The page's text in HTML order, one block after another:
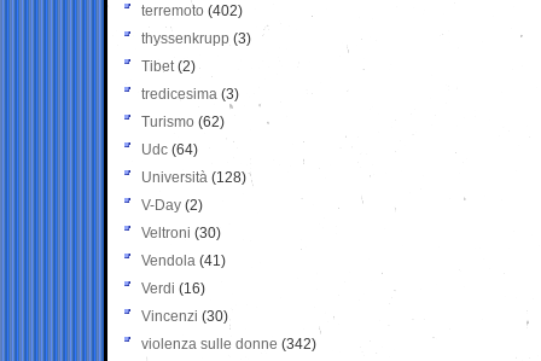
terremoto (402)
thyssenkrupp (3)
Tibet(2)
tredicesima (3)
Turismo (62)
Udc (64)
Università (128)
V-Day (2)
Veltroni (30)
Vendola (41)
Verdi (16)
Vincenzi (30)
violenza sulle donne (342)